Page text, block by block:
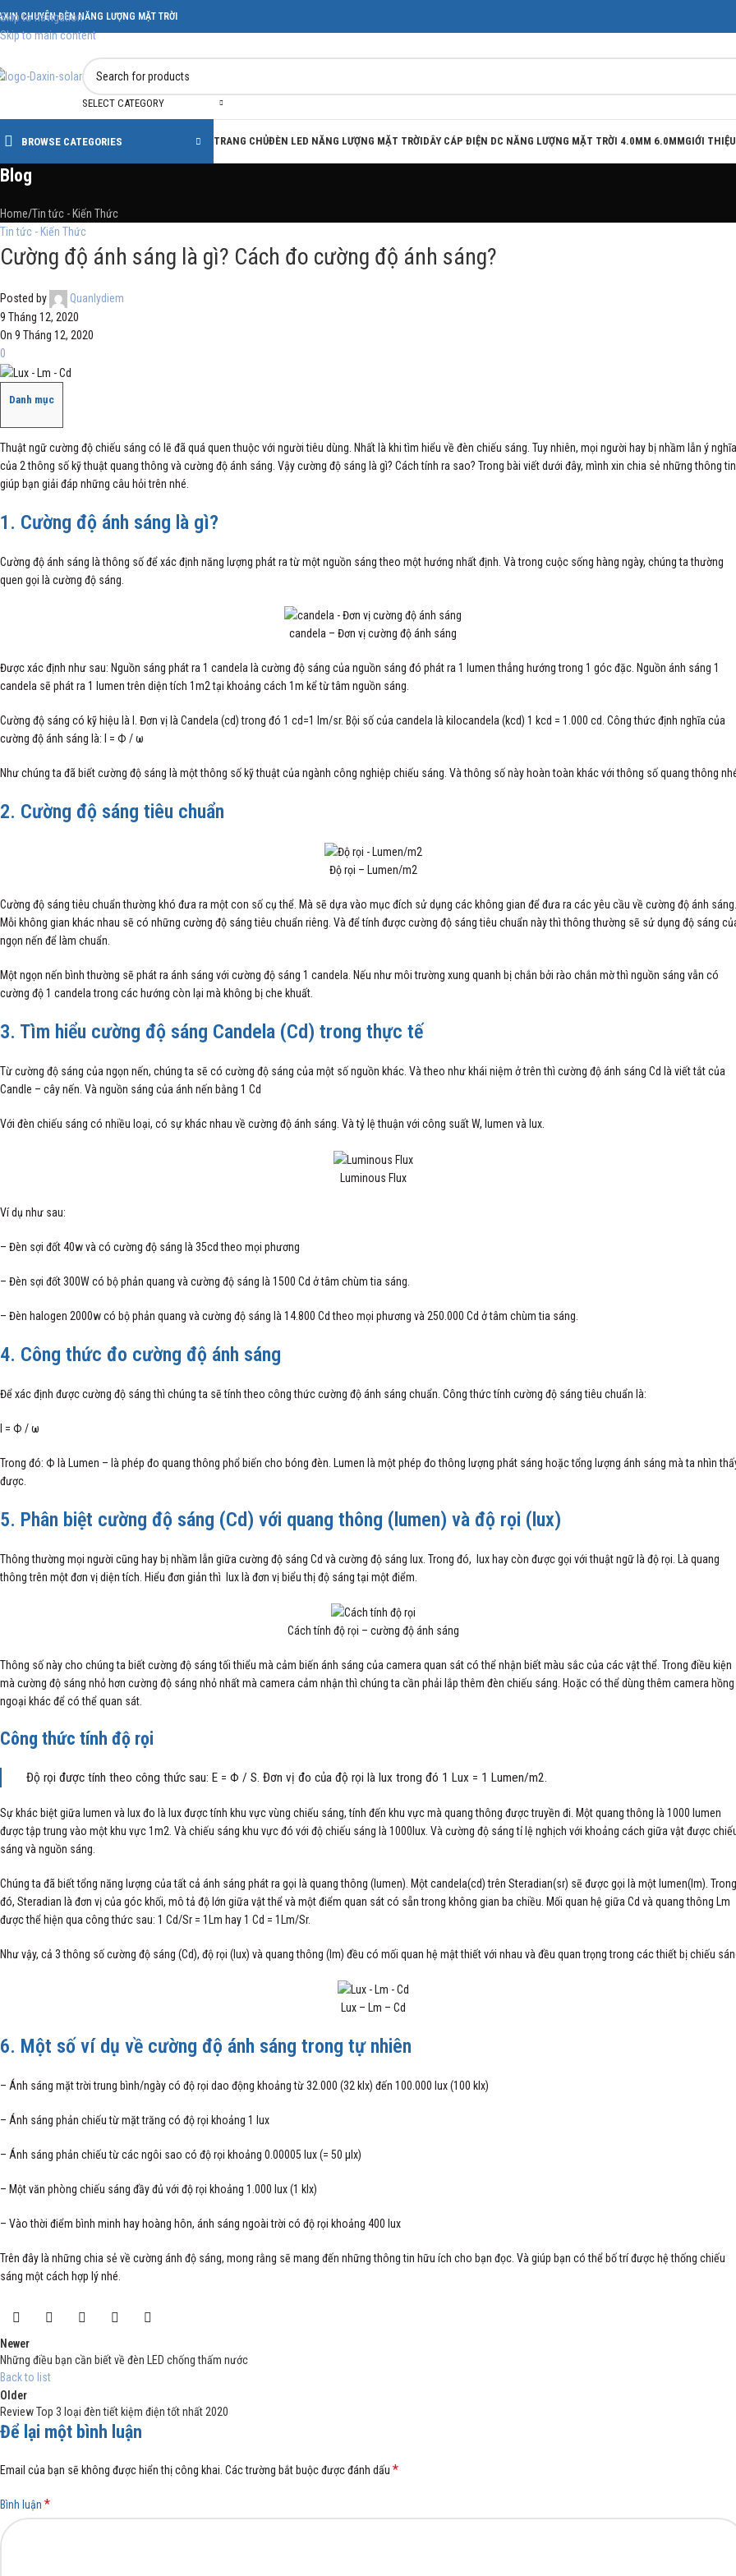
Skip to navigation
Skip to main content
CHUYÊN ĐÈN NĂNG LƯỢNG MẶT TRỜI
SELECT CATEGORY
BROWSE CATEGORIES TRANG CHỦĐÈN LED NĂNG LƯỢNG MẶT TRỜIDÂY CÁP ĐIỆN DC NĂNG LƯỢNG MẶT TRỜI 4.0MM 6.0MMGIỚI THIỆU
Blog
Home Tin tức - Kiến Thức
Tin tức - Kiến Thức
Cường độ ánh sáng là gì? Cách đo cường độ ánh sáng?
Posted by
Quanlydiem
9 Tháng 12, 2020
On 9 Tháng 12, 2020
0
Danh mục
Thuật ngữ cường độ chiếu sáng có lẽ đã quá quen thuộc với người tiêu dùng. Nhất là khi tìm hiểu về đèn chiếu sáng. Tuy nhiên, mọi người hay bị nhầm lẫn ý nghĩa
của 2 thông số kỹ thuật quang thông và cường độ ánh sáng. Vậy cường độ sáng là gì? Cách tính ra sao? Trong bài viết dưới đây, mình xin chia sẻ những thông tin
giúp bạn giải đáp những câu hỏi trên nhé.
1. Cường độ ánh sáng là gì?
Cường độ ánh sáng là thông số để xác định năng lượng phát ra từ một nguồn sáng theo một hướng nhất định. Và trong cuộc sống hàng ngày, chúng ta thường
quen gọi là cường độ sáng.
candela – Đơn vị cường độ ánh sáng
Được xác định như sau: Nguồn sáng phát ra 1 candela là cường độ sáng của nguồn sáng đó phát ra 1 lumen thẳng hướng trong 1 góc đặc. Nguồn ánh sáng 1
candela sẽ phát ra 1 lumen trên diện tích 1m2 tại khoảng cách 1m kể từ tâm nguồn sáng.
Cường độ sáng có kỹ hiệu là l. Đơn vị là Candela (cd) trong đó 1 cd=1 lm/sr. Bội số của candela là kilocandela (kcd) 1 kcd = 1.000 cd. Công thức định nghĩa của
cường độ ánh sáng là: I = Ф / ω
Như chúng ta đã biết cường độ sáng là một thông số kỹ thuật của ngành công nghiệp chiếu sáng. Và thông số này hoàn toàn khác với thông số quang thông
2. Cường độ sáng tiêu chuẩn
Độ rọi – Lumen/m2
Cường độ sáng tiêu chuẩn thường khó đưa ra một con số cụ thể. Mà sẽ dựa vào mục đích sử dụng các không gian để đưa ra các yêu cầu về cường độ ánh sáng.
Mỗi không gian khác nhau sẽ có những cường độ sáng tiêu chuẩn riêng. Và để tính được cường độ sáng tiêu chuẩn này thì thông thường sẽ sử dụng độ sáng
ngọn nến để làm chuẩn.
Một ngọn nến bình thường sẽ phát ra ánh sáng với cường độ sáng 1 candela. Nếu như môi trường xung quanh bị chắn bởi rào chắn mờ thì nguồn sáng vẫn có
cường độ 1 candela trong các hướng còn lại mà không bị che khuất.
3. Tìm hiểu cường độ sáng Candela (Cd) trong thực tế
Từ cường độ sáng của ngọn nến, chúng ta sẽ có cường độ sáng của một số nguồn khác. Và theo như khái niệm ở trên thì cường độ ánh sáng Cd là viết tắt của
Candle – cây nến. Và nguồn sáng của ánh nến bằng 1 Cd
Với đèn chiếu sáng có nhiều loại, có sự khác nhau về cường độ ánh sáng. Và tỷ lệ thuận với công suất W, lumen và lux.
Luminous Flux
Ví dụ như sau:
– Đèn sợi đốt 40w và có cường độ sáng là 35cd theo mọi phương
– Đèn sợi đốt 300W có bộ phản quang và cường độ sáng là 1500 Cd ở tâm chùm tia sáng.
– Đèn halogen 2000w có bộ phản quang và cường độ sáng là 14.800 Cd theo mọi phương và 250.000 Cd ở tâm chùm tia sáng.
4. Công thức đo cường độ ánh sáng
Để xác định được cường độ sáng thì chúng ta sẽ tính theo công thức cường độ ánh sáng chuẩn. Công thức tính cường độ sáng tiêu chuẩn là:
I = Ф / ω
Trong đó: Ф là Lumen – là phép đo quang thông phổ biến cho bóng đèn. Lumen là một phép đo thông lượng phát sáng hoặc tổng lượng ánh sáng mà ta nhìn
được.
5. Phân biệt cường độ sáng (Cd) với quang thông (lumen) và độ rọi (lux)
Thông thường mọi người cũng hay bị nhầm lẫn giữa cường độ sáng Cd và cường độ sáng lux. Trong đó, lux hay còn được gọi với thuật ngữ là độ rọi. Là quang
thông trên một đơn vị diện tích. Hiểu đơn giản thì lux là đơn vị biểu thị độ sáng tại một điểm.
Cách tính độ rọi – cường độ ánh sáng
Thông số này cho chúng ta biết cường độ sáng tối thiểu mà cảm biến ánh sáng của camera quan sát có thể nhận biết màu sắc của các vật thể. Trong điều kiện
mà cường độ sáng nhỏ hơn cường độ sáng nhỏ nhất mà camera cảm nhận thì chúng ta cần phải lắp thêm đèn chiếu sáng. Hoặc có thể dùng thêm camera hồng
ngoại khác để có thể quan sát.
Công thức tính độ rọi
Độ rọi được tính theo công thức sau: E = Φ / S. Đơn vị đo của độ rọi là lux trong đó 1 Lux = 1 Lumen/m2.
Sự khác biệt giữa lumen và lux đo là lux được tính khu vực vùng chiếu sáng, tính đến khu vực mà quang thông được truyền đi. Một quang thông là 1000 lumen
được tập trung vào một khu vực 1m2. Và chiếu sáng khu vực đó với độ chiếu sáng là 1000lux. Và cường độ sáng tỉ lệ nghịch với khoảng cách giữa vật được
sáng và nguồn sáng.
Chúng ta đã biết tổng năng lượng của tất cả ánh sáng phát ra gọi là quang thông (lumen). Một candela(cd) trên Steradian(sr) sẽ được gọi là một lumen(lm). Trong
đó, Steradian là đơn vị của góc khối, mô tả độ lớn giữa vật thể và một điểm quan sát có sẵn trong không gian ba chiều. Mối quan hệ giữa Cd và quang thông Lm
được thể hiện qua công thức sau: 1 Cd/Sr = 1Lm hay 1 Cd = 1Lm/Sr.
Như vậy, cả 3 thông số cường độ sáng (Cd), độ rọi (lux) và quang thông (lm) đều có mối quan hệ mật thiết với nhau và đều quan trọng trong các thiết bị chiếu
Lux – Lm – Cd
6. Một số ví dụ về cường độ ánh sáng trong tự nhiên
– Ánh sáng mặt trời trung bình/ngày có độ rọi dao động khoảng từ 32.000 (32 klx) đến 100.000 lux (100 klx)
– Ánh sáng phản chiếu từ mặt trăng có độ rọi khoảng 1 lux
– Ánh sáng phản chiếu từ các ngôi sao có độ rọi khoảng 0.00005 lux (= 50 μlx)
– Một văn phòng chiếu sáng đầy đủ với độ rọi khoảng 1.000 lux (1 klx)
– Vào thời điểm bình minh hay hoàng hôn, ánh sáng ngoài trời có độ rọi khoảng 400 lux
Trên đây là những chia sẻ về cường ánh độ sáng, mong rằng sẽ mang đến những thông tin hữu ích cho bạn đọc. Và giúp bạn có thể bố trí được hệ thống chiếu
sáng một cách hợp lý nhé.
Newer
Những điều bạn cần biết về đèn LED chống thấm nước
Back to list
Older
Review Top 3 loại đèn tiết kiệm điện tốt nhất 2020
Để lại một bình luận
Email của bạn sẽ không được hiển thị công khai. Các trường bắt buộc được đánh dấu *
Bình luận *